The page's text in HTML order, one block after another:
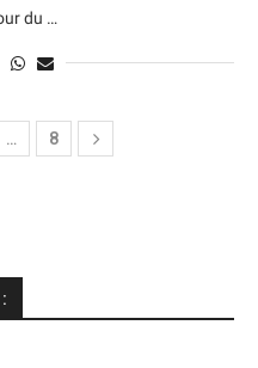
du …
… 8